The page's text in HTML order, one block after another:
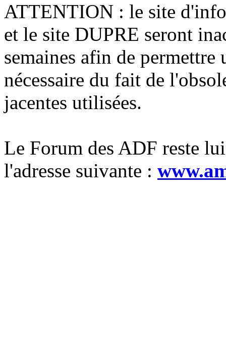
ATTENTION : le site
et le site DUPRE seront
semaines afin de
nécessaire du fait de
jacentes utilisées.
Le Forum des ADF reste
l'adresse suivante :